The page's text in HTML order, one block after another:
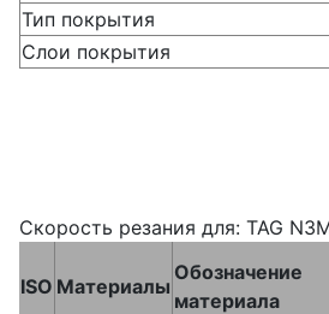
Тип покрытия
Слои покрытия
Скорость резания для: TAG
ISO Материалы
Обозначение
материала